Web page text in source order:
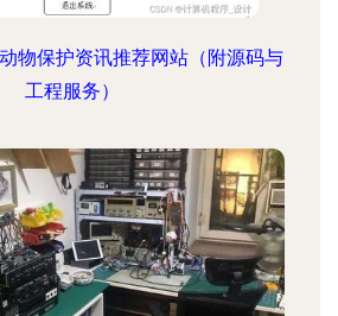
物保护资讯推荐网站（附源码与
工程服务）